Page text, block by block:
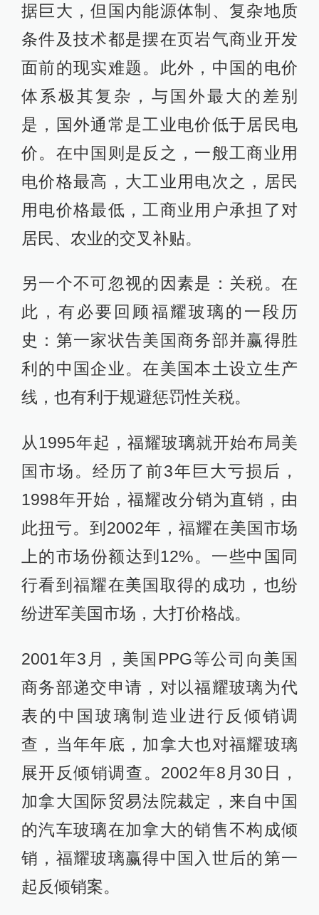
据巨大，但国内能源体制、复杂地质
条件及技术都是摆在页岩气商业开发
面前的现实难题。此外，中国的电价
体系极其复杂，与国外最大的差别
是，国外通常是工业电价低于居民电
价。在中国则是反之，一般工商业用
电价格最高，大工业用电次之，居民
用电价格最低，工商业用户承担了对
居民、农业的交叉补贴。
另一个不可忽视的因素是：关税。在
此，有必要回顾福耀玻璃的一段历
史：第一家状告美国商务部并赢得胜
利的中国企业。在美国本土设立生产
线，也有利于规避惩罚性关税。
从1995年起，福耀玻璃就开始布局美
国市场。经历了前3年巨大亏损后，
1998年开始，福耀改分销为直销，由
此扭亏。到2002年，福耀在美国市场
上的市场份额达到12%。一些中国同
行看到福耀在美国取得的成功，也纷
纷进军美国市场，大打价格战。
2001年3月，美国PPG等公司向美国
商务部递交申请，对以福耀玻璃为代
表的中国玻璃制造业进行反倾销调
查，当年年底，加拿大也对福耀玻璃
展开反倾销调查。2002年8月30日，
加拿大国际贸易法院裁定，来自中国
的汽车玻璃在加拿大的销售不构成倾
销，福耀玻璃赢得中国入世后的第一
起反倾销案。